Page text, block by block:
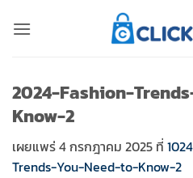
2024-Fashion-
Know-2
เผยแพร่4 กรกฎาคม 2025 ที่
Trends-You-Need-to-Know-2